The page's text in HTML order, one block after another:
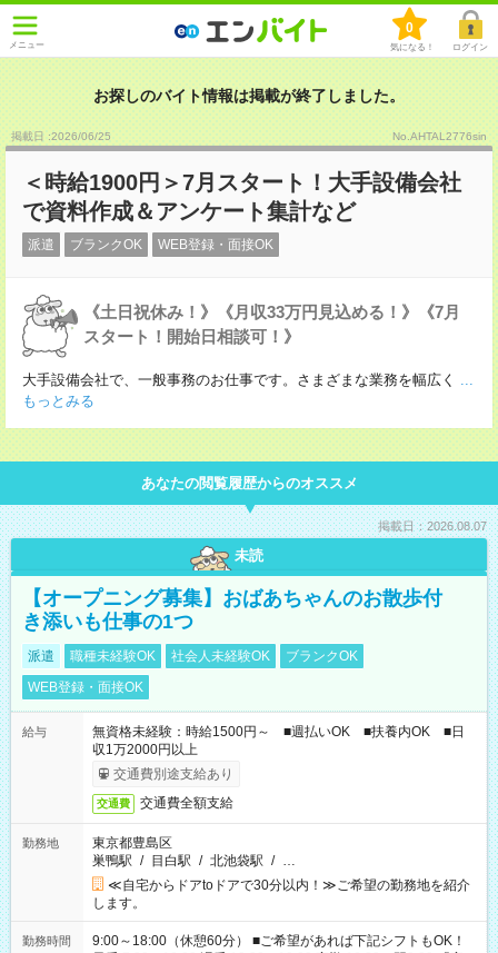
メニュー
0
気になる！ ログイン
お探しのバイト情報は掲載が終了しました。
掲載日 :2026/06/25 No.AHTAL2776sin
＜時給1900円＞7月スタート！大手設備会社
で資料作成＆アンケート集計など
派遣 ブランクOK WEB登録・面接OK
《土日祝休み！》《月収33万円見込める！》《7月
スタート！開始日相談可！》
大手設備会社で、一般事務のお仕事です。さまざまな業務を幅広く
...
もっとみる
あなたの閲覧履歴からのオススメ
掲載日：2026.08.07
未読
【オープニング募集】おばあちゃんのお散歩付
き添いも仕事の1つ
派遣 職種未経験OK 社会人未経験OK
ブランクOK
WEB登録・面接OK
給与
無資格未経験：時給1500円～ ■週払いOK ■扶養内OK ■日
収1万2000円以上
交通費別途支給あり
交通費 交通費全額支給
勤務地
東京都豊島区
巣鴨駅 / 目白駅 / 北池袋駅 / …
≪自宅からドアtoドアで30分以内！≫ご希望の勤務地を紹介
します。
勤務時間
9:00～18:00（休憩60分） ■ご希望があれば下記シフトもOK！